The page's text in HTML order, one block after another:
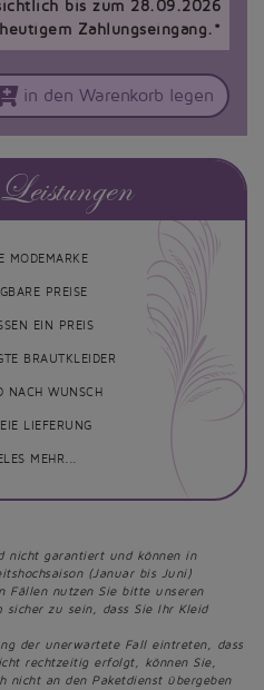
bis zum 28.09.2026
Zahlungseingang.*
in den Warenkorb legen
MODEMARKE
PREISE
EIN PREIS
BRAUTKLEIDER
NACH WUNSCH
LIEFERUNG
MEHR...
nicht garantiert und können in
(Januar bis Juni)
Fällen nutzen Sie bitte unseren
sicher zu sein, dass Sie Ihr Kleid
der unerwartete Fall eintreten, dass
rechtzeitig erfolgt, können Sie,
nicht an den Paketdienst übergeben